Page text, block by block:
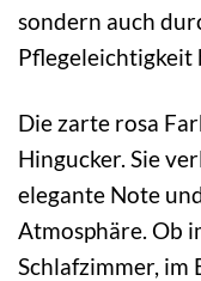
sondern auch
Pflegeleichtigkeit
Die zarte rosa
Hingucker. Sie
elegante Note
Atmosphäre. Ob
Schlafzimmer, im